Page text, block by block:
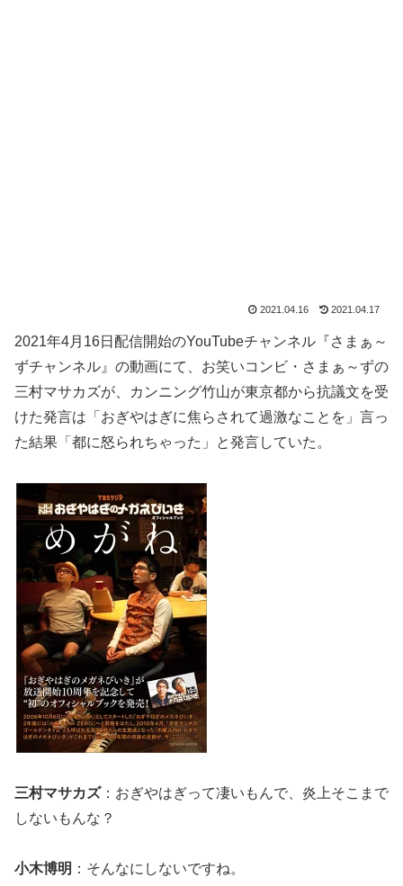
2021.04.16 2021.04.17
2021年4月16日配信開始のYouTubeチャンネル『さまぁ～
ずチャンネル』の動画にて、お笑いコンビ・さまぁ～ずの
三村マサカズが、カンニング竹山が東京都から抗議文を受
けた発言は「おぎやはぎに焦らされて過激なことを」言っ
た結果「都に怒られちゃった」と発言していた。
三村マサカズ：おぎやはぎって凄いもんで、炎上そこまで
しないもんな？
小木博明 ：そんなにしないですね。